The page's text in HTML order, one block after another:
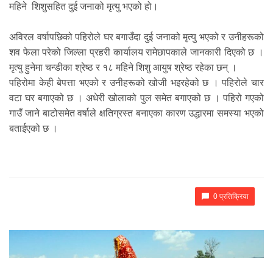
महिने शिशुसहित दुई जनाको मृत्यु भएको हो।
अविरल वर्षापछिको पहिरोले घर बगाउँदा दुई जनाको मृत्यु भएको र उनीहरूको
शव फेला परेको जिल्ला प्रहरी कार्यालय रामेछापकाले जानकारी दिएको छ ।
मृत्यु हुनेमा चन्डीका श्रेष्ठ र १८ महिने शिशु आयुष श्रेष्ठ रहेका छन् ।
पहिरोमा केही बेपत्ता भएको र उनीहरूको खोजी भइरहेको छ । पहिरोले चार
वटा घर बगाएको छ । अधेरी खोलाको पुल समेत बगाएको छ । पहिरो गएको
गाउँ जाने बाटोसमेत वर्षाले क्षतिग्रस्त बनाएका कारण उद्धारमा समस्या भएको
बताईएको छ ।
0 प्रतिक्रिया